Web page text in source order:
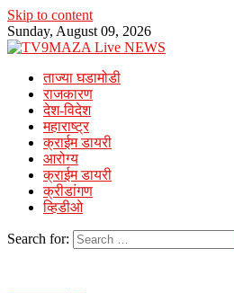
Skip to content
Sunday, August 09, 2026
ताज्या घडामोडी
राजकारण
देश-विदेश
महाराष्ट्र
क्राईम डायरी
आरोग्य
क्राईम डायरी
क्रीडांगण
व्हिडीओ
Search for: